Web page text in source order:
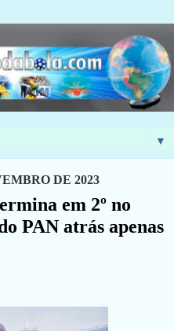
▼
DE 2023
em 2º no
PAN atrás apenas